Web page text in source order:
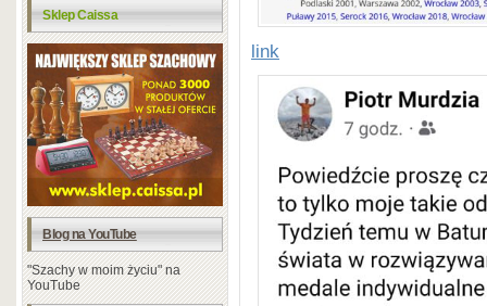
Sklep Caissa
Blog na YouTube
"Szachy w moim życiu" na
YouTube
link